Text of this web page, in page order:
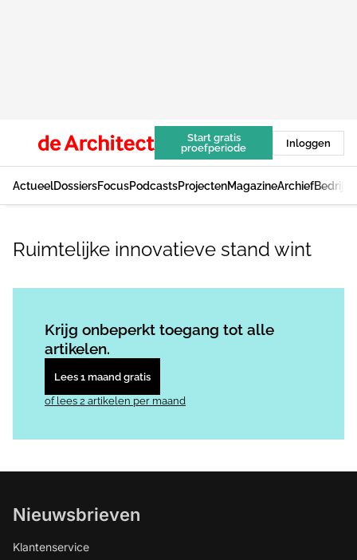
Start gratis
proefperiode
Inloggen
ActueelDossiersFocusPodcastsProjectenMagazineArchief
Ruimtelijke innovatieve stand wint
Krijg onbeperkt toegang tot alle
artikelen.
Lees 1 maand gratis
of lees 2 artikelen per maand
Nieuwsbrieven
Klantenservice